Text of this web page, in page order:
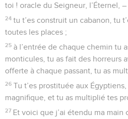
toi ! oracle du Seigneur, l’Éternel, –
24 tu t’es construit un cabanon, tu
toutes les places ;
25 à l’entrée de chaque chemin tu
monticules, tu as fait des horreurs
offerte à chaque passant, tu as
26 Tu t’es prostituée aux
magnifique, et tu as multiplié tes
27 Et voici que j’ai étendu ma main